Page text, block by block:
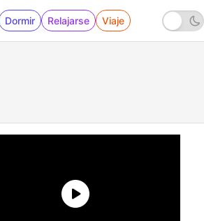
Dormir Relajarse Viaje